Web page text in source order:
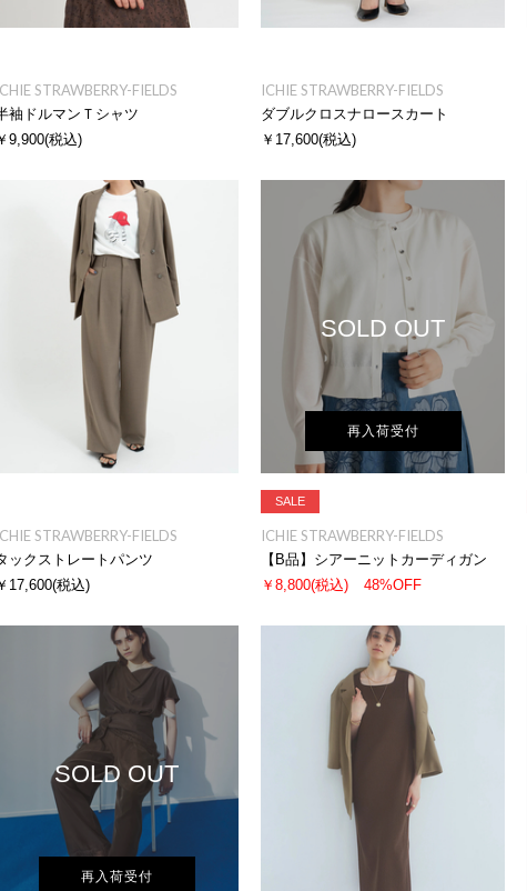
STRAWBERRY-FIELDS
袖ドルマンＴシャツ
9,900(税込)
ICHIE STRAWBERRY-FIELDS
ダブルクロスナロースカート
￥17,600(税込)
STRAWBERRY-FIELDS
ックストレートパンツ
17,600(税込)
SOLD OUT
再入荷受付
SALE
ICHIE STRAWBERRY-FIELDS
【B品】シアーニットカーディガン
￥8,800(税込) 48%OFF
SOLD OUT
再入荷受付